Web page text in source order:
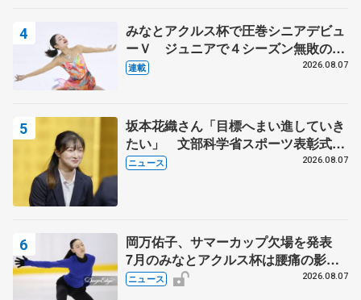
みなとアクルス杯で圧巻シニアデビュ
ーＶ ジュニアで４シーズン無敗の島
田麻央
連載 2026.08.07
坂本花織さん「目標へまい進していき
たい」 文部科学省スポーツ表彰式で
代表謝辞
ニュース 2026.08.07
岡万佑子、サマーカップ欠場を発表
7月のみなとアクルス杯は腰痛の影響
で
ニュース 2026.08.07